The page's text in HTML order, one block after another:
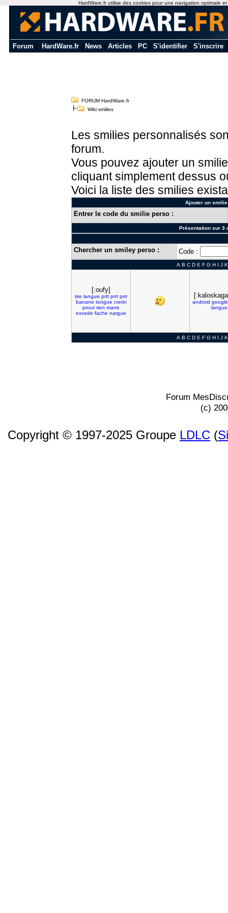
Forum HardWare.fr News Articles PC S'identifier S'inscrire
FORUM HardWare.fr
Wiki smilies
Les smilies personnalisés
forum.
Vous pouvez ajouter un
cliquant simplement dessus
Voici la liste des smilies
Ajouter un
Entrer le code du smilie perso :
Présentation sur 3
Chercher un smiley perso : Code :
A B C D E F G H I J K
[:oufy]
tire langue prtt prrt prrr
banane tongue cretin
prout rien marre
excede fache nargue
android google
langue
A B C D E F G H I J K
Forum
(c)
Copyright © 1997-2025 Groupe LDLC (
HardWare.fr utilise des cookies pour une navigation optimale